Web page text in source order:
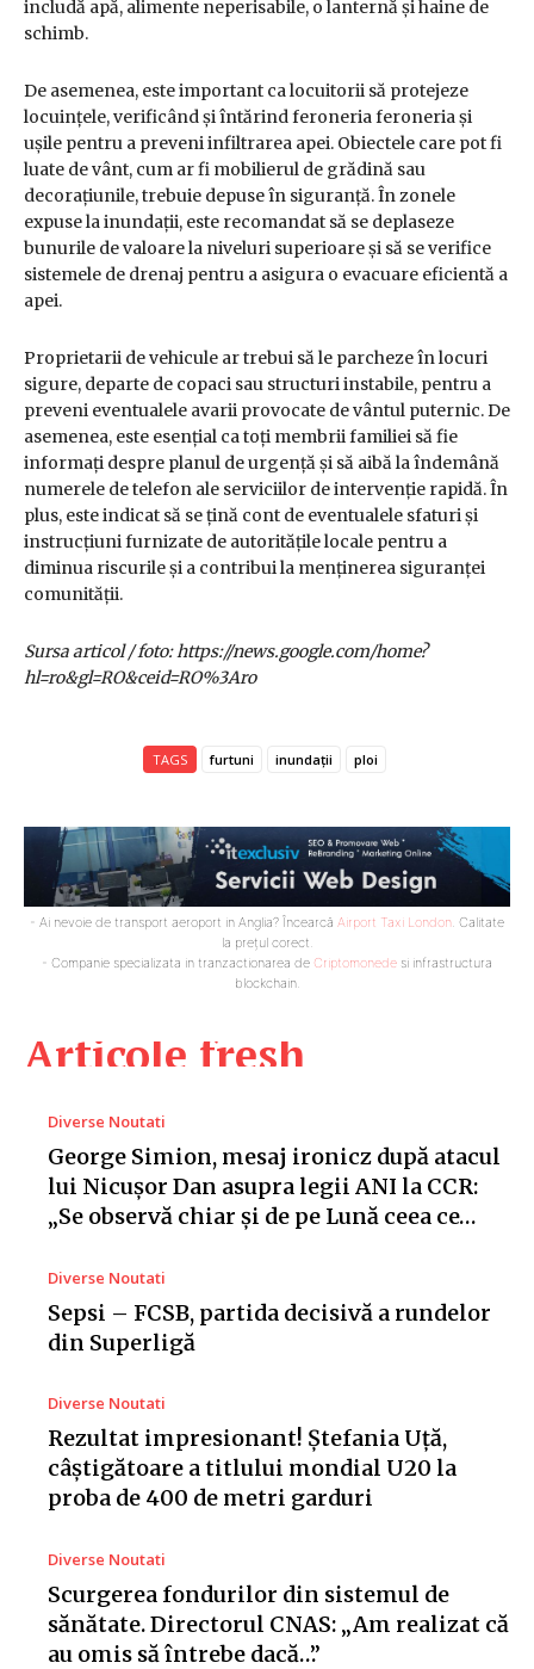
Articole fresh
Diverse Noutati
George Simion, mesaj ironicz după atacul
lui Nicușor Dan asupra legii ANI la CCR:
„Se observă chiar și de pe Lună ceea ce…
Diverse Noutati
Sepsi – FCSB, partida decisivă a rundelor
din Superligă
Diverse Noutati
Rezultat impresionant! Ștefania Uță,
câștigătoare a titlului mondial U20 la
proba de 400 de metri garduri
Diverse Noutati
Scurgerea fondurilor din sistemul de
sănătate. Directorul CNAS: „Am realizat că
au omis să întrebe dacă…”
includă apă, alimente neperisabile, o lanternă și haine de
schimb.
De asemenea, este important ca locuitorii să protejeze
locuințele, verificând și întărind feroneria feroneria și
ușile pentru a preveni infiltrarea apei. Obiectele care pot fi
luate de vânt, cum ar fi mobilierul de grădină sau
decorațiunile, trebuie depuse în siguranță. În zonele
expuse la inundații, este recomandat să se deplaseze
bunurile de valoare la niveluri superioare și să se verifice
sistemele de drenaj pentru a asigura o evacuare eficientă a
apei.
Proprietarii de vehicule ar trebui să le parcheze în locuri
sigure, departe de copaci sau structuri instabile, pentru a
preveni eventualele avarii provocate de vântul puternic. De
asemenea, este esențial ca toți membrii familiei să fie
informați despre planul de urgență și să aibă la îndemână
numerele de telefon ale serviciilor de intervenție rapidă. În
plus, este indicat să se țină cont de eventualele sfaturi și
instrucțiuni furnizate de autoritățile locale pentru a
diminua riscurile și a contribui la menținerea siguranței
comunității.
Sursa articol / foto: https://news.google.com/home?
hl=ro&gl=RO&ceid=RO%3Aro
TAGS furtuni inundații ploi
- Ai nevoie de transport aeroport in Anglia? Încearcă Airport Taxi London. Calitate
la prețul corect.
- Companie specializata in tranzactionarea de Criptomonede si infrastructura
blockchain.